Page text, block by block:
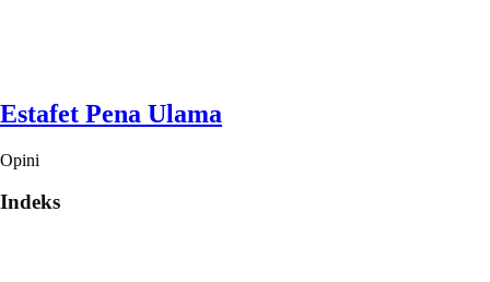
Estafet Pena Ulama
Opini
Indeks